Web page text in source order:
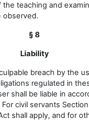
the teaching and
observed.
§ 8
Liability
breach by the
regulated in
shall be liable in
civil servants
shall apply, and for